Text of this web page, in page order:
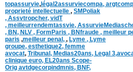
topassurvie, légal2assurviecompa,
proprieté intellectuelle , SMPoliak
, Assvtropcher, vidT
, meilleurrendemtassvie,
, BN, NLV , FormParis , BNfraude , meilleur
paris ,meilleur penal, , Lyme , Lyme
groupe, esthetique2, femme
avocat, Tribunal, Medias20ans, Legal 3,
clinique euro, EL20ans Scope-
Orig avtdgecorpindmnis, BNF,